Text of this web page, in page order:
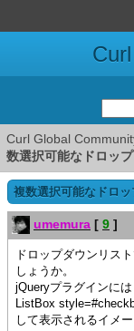
Curl Global
数選択可能なドロッ
複数選択可能なドロ
umemura [ 9 ]
ドロップダウンリス
しょうか。
jQueryプラグインに
ListBox
して表示されるイメー